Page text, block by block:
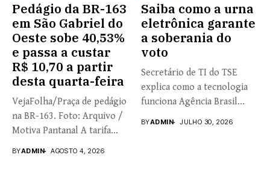
Pedágio da BR-163
em São Gabriel do
Oeste sobe 40,53%
e passa a custar
R$ 10,70 a partir
desta quarta-feira
VejaFolha/Praça de pedágio
na BR-163. Foto: Arquivo /
Motiva Pantanal A tarifa...
BYADMIN AGOSTO 4, 2026
Saiba como a urna
eletrônica garante
a soberania do
voto
Secretário de TI do TSE
explica como a tecnologia
funciona Agência Brasil...
BYADMIN JULHO 30, 2026